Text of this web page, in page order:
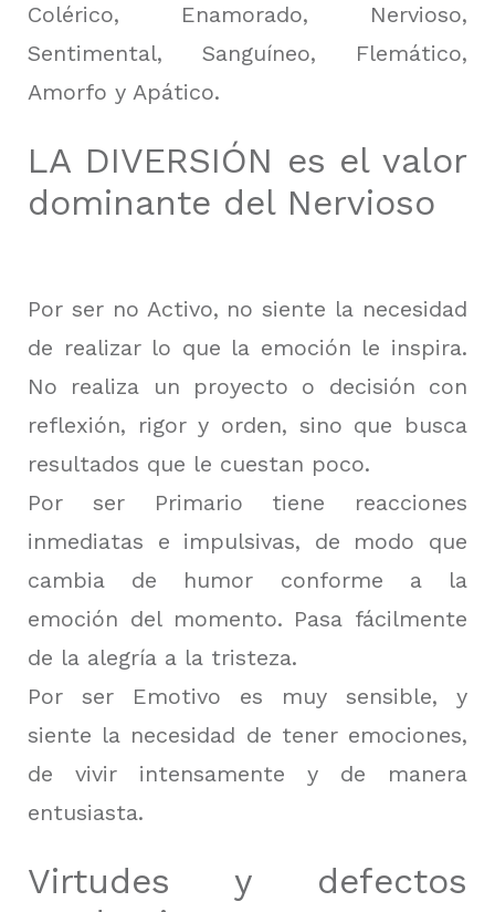
Colérico, Enamorado, Nervioso,
Sentimental, Sanguíneo, Flemático,
Amorfo y Apático.
LA DIVERSIÓN es el valor
dominante del Nervioso
Por ser no Activo, no siente la necesidad
de realizar lo que la emoción le inspira.
No realiza un proyecto o decisión con
reflexión, rigor y orden, sino que busca
resultados que le cuestan poco.
Por ser Primario tiene reacciones
inmediatas e impulsivas, de modo que
cambia de humor conforme a la
emoción del momento. Pasa fácilmente
de la alegría a la tristeza.
Por ser Emotivo es muy sensible, y
siente la necesidad de tener emociones,
de vivir intensamente y de manera
entusiasta.
Virtudes y defectos